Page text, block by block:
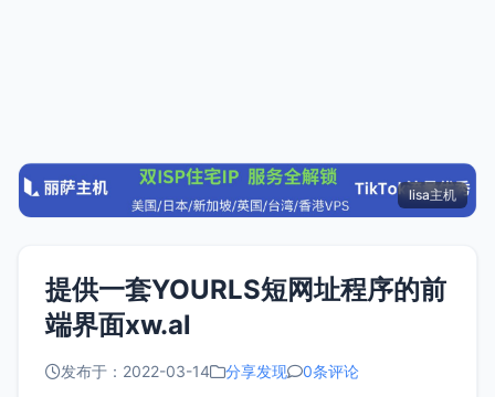
lisa主机
提供一套YOURLS短网址程序的前
端界面xw.al
发布于：2022-03-14 分享发现 0条评论